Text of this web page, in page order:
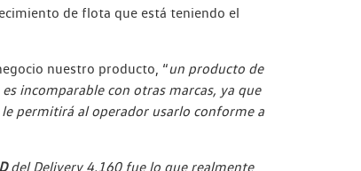
de flota que está teniendo el
nuestro producto, “un producto de
incomparable con otras marcas, ya que
permitirá al operador usarlo conforme a
del Delivery 4.160 fue lo que realmente